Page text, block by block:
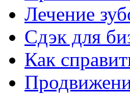
Лечение
Сдэк для
Как